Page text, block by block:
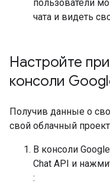
пользователи
чата и видеть
Настройте
консоли
Получив данные о
свой облачный проект
В консоли
Chat API и
: